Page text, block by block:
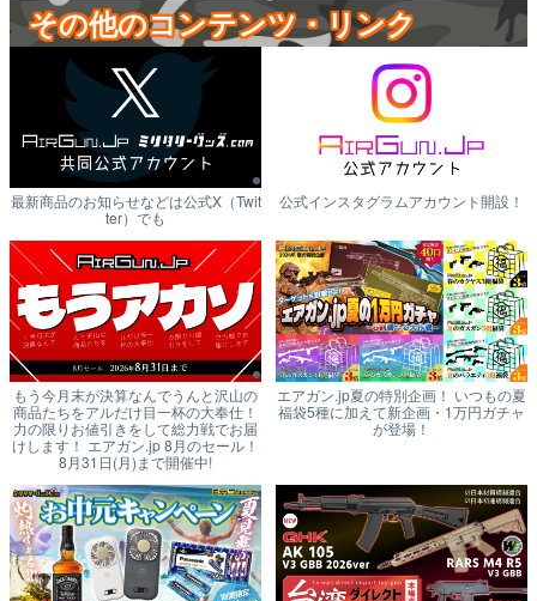
その他のコンテンツ・リンク
最新商品のお知らせなどは公式X（Twit
ter）でも
公式インスタグラムアカウント開設！
もう今月末が決算なんでうんと沢山の
商品たちをアルだけ目一杯の大奉仕！
力の限りお値引きをして総力戦でお届
けします！ エアガン.jp 8月のセール！
8月31日(月)まで開催中!
エアガン.jp夏の特別企画！ いつもの夏
福袋5種に加えて新企画・1万円ガチャ
が登場！